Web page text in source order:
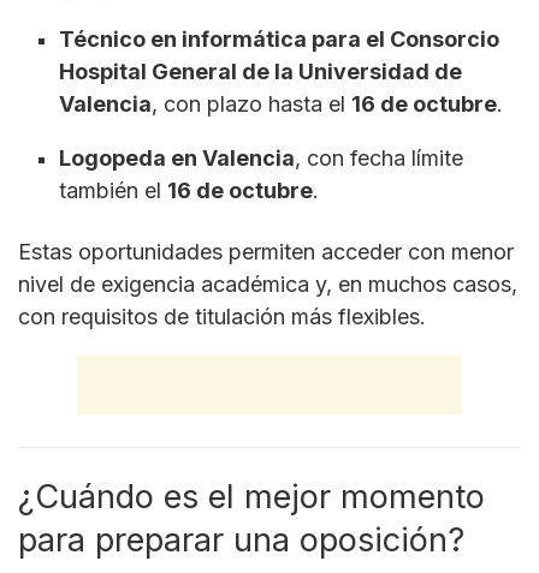
Técnico en informática para el Consorcio
Hospital General de la Universidad de
Valencia, con plazo hasta el 16 de octubre.
Logopeda en Valencia, con fecha límite
también el 16 de octubre.
Estas oportunidades permiten acceder con menor
nivel de exigencia académica y, en muchos casos,
con requisitos de titulación más flexibles.
¿Cuándo es el mejor momento
para preparar una oposición?